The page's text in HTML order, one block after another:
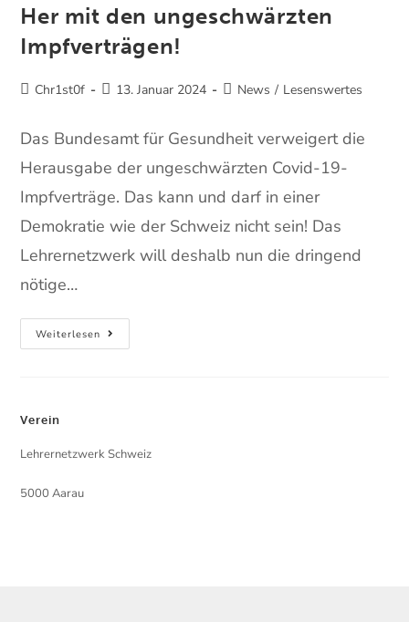
Her mit den ungeschwärzten
Impfverträgen!
Chr1st0f 13. Januar 2024 News / Lesenswertes
Das Bundesamt für Gesundheit verweigert die
Herausgabe der ungeschwärzten Covid-19-
Impfverträge. Das kann und darf in einer
Demokratie wie der Schweiz nicht sein! Das
Lehrernetzwerk will deshalb nun die dringend
nötige…
Weiterlesen
Verein
Lehrernetzwerk Schweiz
5000 Aarau